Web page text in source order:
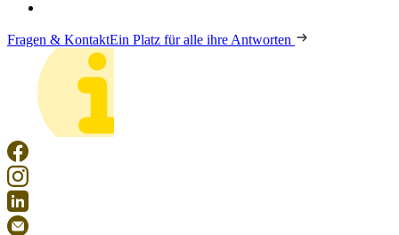
Fragen & KontaktEin Platz für alle ihre Antworten